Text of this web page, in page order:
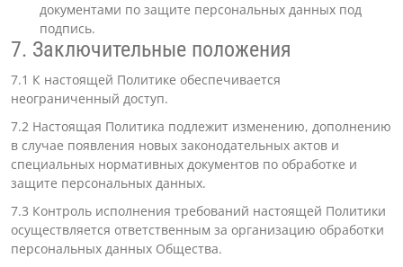
документами по защите персональных данных под
подпись.
7. Заключительные положения
7.1 К настоящей Политике обеспечивается
неограниченный доступ.
7.2 Настоящая Политика подлежит изменению, дополнению
в случае появления новых законодательных актов и
специальных нормативных документов по обработке и
защите персональных данных.
7.3 Контроль исполнения требований настоящей Политики
осуществляется ответственным за организацию обработки
персональных данных Общества.